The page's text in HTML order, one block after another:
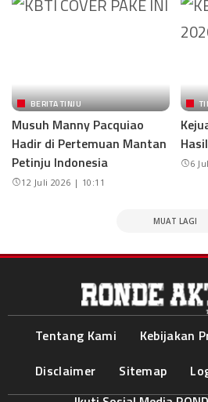
BERITA TINJU
Musuh Manny Pacquiao
Hadir di Pertemuan Mantan
Petinju Indonesia
12 Juli 2026 | 10:11
6
MUAT LAGI
Tentang Kami
Kebijakan
Disclaimer
Sitemap